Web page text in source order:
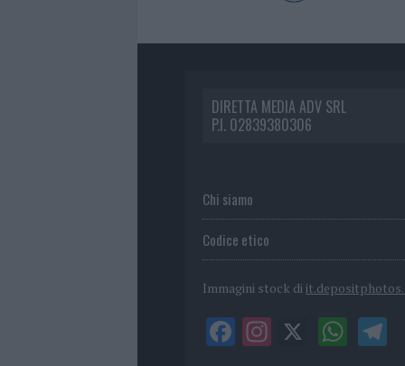
DIRETTA MEDIA ADV SRL
P.I. 02839380306
Chi siamo
Codice etico
Immagini stock di